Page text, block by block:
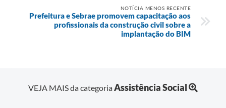
NOTÍCIA MENOS RECENTE
Prefeitura e Sebrae promovem capacitação aos
profissionais da construção civil sobre a
implantação do BIM
VEJA MAIS da categoriaAssistência Social